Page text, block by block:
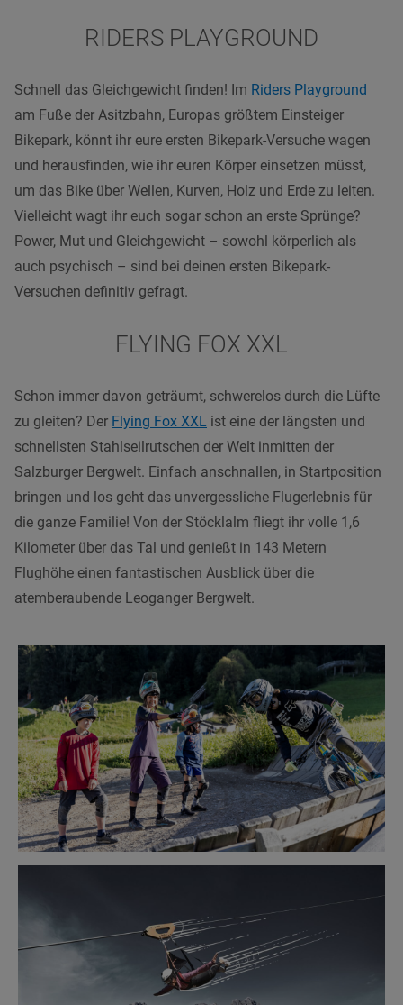
RIDERS PLAYGROUND
Schnell das Gleichgewicht finden! Im Riders Playground
am Fuße der Asitzbahn, Europas größtem Einsteiger
Bikepark, könnt ihr eure ersten Bikepark-Versuche wagen
und herausfinden, wie ihr euren Körper einsetzen müsst,
um das Bike über Wellen, Kurven, Holz und Erde zu leiten.
Vielleicht wagt ihr euch sogar schon an erste Sprünge?
Power, Mut und Gleichgewicht – sowohl körperlich als
auch psychisch – sind bei deinen ersten Bikepark-
Versuchen definitiv gefragt.
FLYING FOX XXL
Schon immer davon geträumt, schwerelos durch die Lüfte
zu gleiten? Der Flying Fox XXL ist eine der längsten und
schnellsten Stahlseilrutschen der Welt inmitten der
Salzburger Bergwelt. Einfach anschnallen, in Startposition
bringen und los geht das unvergessliche Flugerlebnis für
die ganze Familie! Von der Stöcklalm fliegt ihr volle 1,6
Kilometer über das Tal und genießt in 143 Metern
Flughöhe einen fantastischen Ausblick über die
atemberaubende Leoganger Bergwelt.